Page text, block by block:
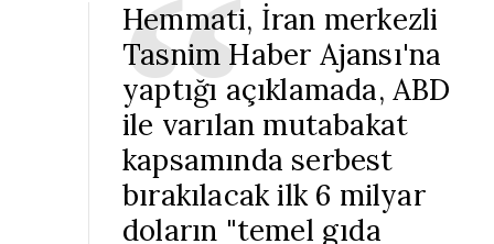
Hemmati, İran merkezli
Tasnim Haber Ajansı'na
yaptığı açıklamada, ABD
ile varılan mutabakat
kapsamında serbest
bırakılacak ilk 6 milyar
doların "temel gıda